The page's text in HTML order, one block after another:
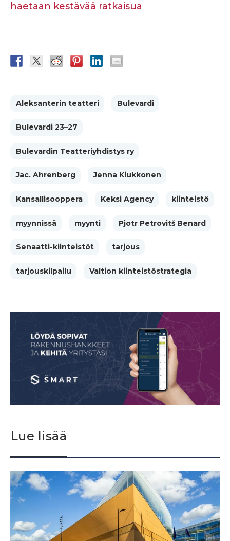
haetaan kestävää ratkaisua
Aleksanterin teatteri Bulevardi
Bulevardi 23–27
Bulevardin Teatteriyhdistys ry
Jac. Ahrenberg Jenna Kiukkonen
Kansallisooppera Keksi Agency kiinteistö
myynnissä myynti Pjotr Petrovitš Benard
Senaatti-kiinteistöt tarjous
tarjouskilpailu Valtion kiinteistöstrategia
Lue lisää